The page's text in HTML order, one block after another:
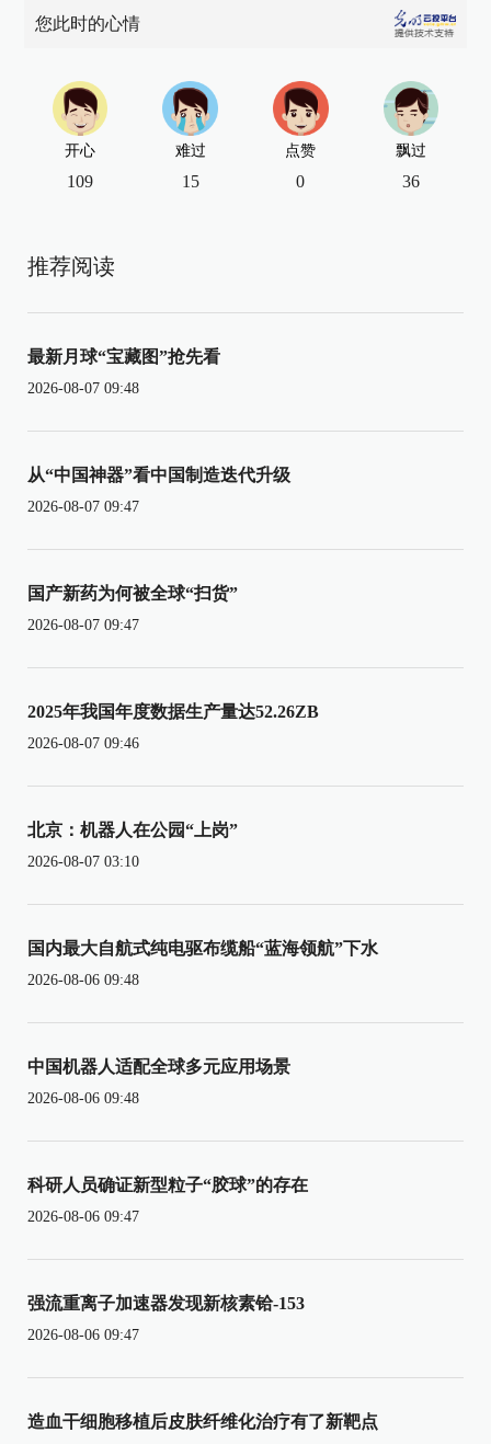
您此时的心情
开心
109
难过
15
点赞
0
飘过
36
推荐阅读
最新月球“宝藏图”抢先看
2026-08-07 09:48
从“中国神器”看中国制造迭代升级
2026-08-07 09:47
国产新药为何被全球“扫货”
2026-08-07 09:47
2025年我国年度数据生产量达52.26ZB
2026-08-07 09:46
北京：机器人在公园“上岗”
2026-08-07 03:10
国内最大自航式纯电驱布缆船“蓝海领航”下水
2026-08-06 09:48
中国机器人适配全球多元应用场景
2026-08-06 09:48
科研人员确证新型粒子“胶球”的存在
2026-08-06 09:47
强流重离子加速器发现新核素铪-153
2026-08-06 09:47
造血干细胞移植后皮肤纤维化治疗有了新靶点